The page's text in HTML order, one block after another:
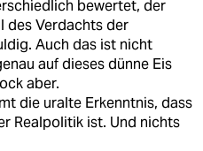
bewertet, der
des Verdachts der
Auch das ist nicht
auf dieses dünne Eis
aber.
die uralte Erkenntnis, dass
Realpolitik ist. Und nichts